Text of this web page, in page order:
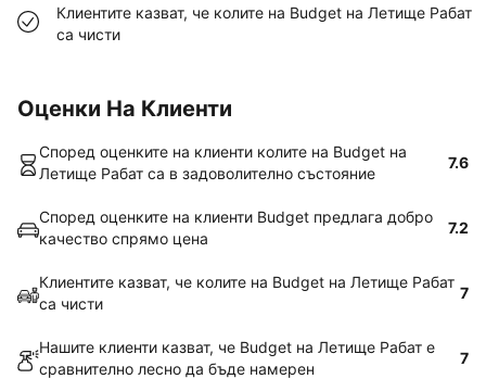
Клиентите казват, че колите на Budget на Летище Рабат
са чисти
Оценки На Клиенти
Според оценките на клиенти колите на Budget на
Летище Рабат са в задоволително състояние
7.6
Според оценките на клиенти Budget предлага добро
качество спрямо цена
7.2
Клиентите казват, че колите на Budget на Летище Рабат
са чисти
7
Нашите клиенти казват, че Budget на Летище Рабат е
сравнително лесно да бъде намерен
7